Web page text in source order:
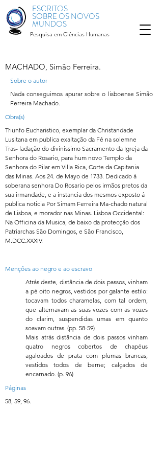
ESCRITOS
SOBRE OS NOVOS
MUNDOS
Pesquisa em Ciências Humanas
MACHADO, Simão Ferreira.
Sobre o autor
Nada conseguimos apurar sobre o lisboense Simão
Ferreira Machado.
Obra(s)
Triunfo Eucharistico, exemplar da Christandade
Lusitana em publica exaltação da Fé na solemne
Tras- ladação do divinissimo Sacramento da Igreja da
Senhora do Rosario, para hum novo Templo da
Senhora do Pilar em Villa Rica, Corte da Capitania
das Minas. Aos 24. de Mayo de 1733. Dedicado á
soberana senhora Do Rosario pelos irmãos pretos da
sua irmandade, e a instancia dos mesmos exposto á
publica noticia Por Simam Ferreira Ma-chado natural
de Lisboa, e morador nas Minas. Lisboa Occidental:
Na Officina da Musica, de baixo da protecção dos
Patriarchas São Domingos, e São Francisco,
M.DCC.XXXIV.
Menções ao negro e ao escravo
Atrás deste, distância de dois passos, vinham
a pé oito negros, vestidos por galante estilo:
tocavam todos charamelas, com tal ordem,
que alternavam as suas vozes com as vozes
do clarim, suspendidas umas em quanto
soavam outras. (pp. 58-59)
Mais atrás distância de dois passos vinham
quatro negros cobertos de chapéus
agaloados de prata com plumas brancas;
vestidos todos de berne; calçados de
encarnado. (p. 96)
Páginas
58, 59, 96.